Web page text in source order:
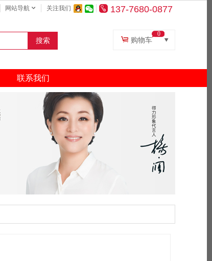
网站导航 关注我们 137-7680-0877
搜索 购物车
0
联系我们